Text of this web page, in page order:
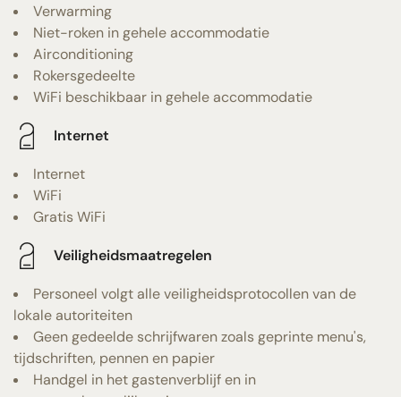
Verwarming
Niet-roken in gehele accommodatie
Airconditioning
Rokersgedeelte
WiFi beschikbaar in gehele accommodatie
Internet
Internet
WiFi
Gratis WiFi
Veiligheidsmaatregelen
Personeel volgt alle veiligheidsprotocollen van de
lokale autoriteiten
Geen gedeelde schrijfwaren zoals geprinte menu's,
tijdschriften, pennen en papier
Handgel in het gastenverblijf en in